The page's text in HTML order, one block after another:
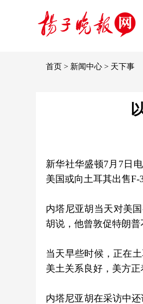
首页 > 新闻中心 > 天下事
新华社华盛顿7月7日
美国或向土耳其出售F-
内塔尼亚胡当天对美
胡说，他曾敦促特朗普
当天早些时候，正在
美土关系良好，美方
内塔尼亚胡在采访中